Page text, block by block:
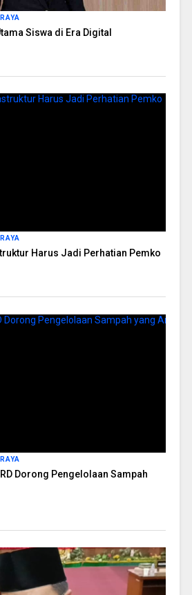
Siswa di Era Digital
Harus Jadi Perhatian Pemko
Dorong Pengelolaan Sampah